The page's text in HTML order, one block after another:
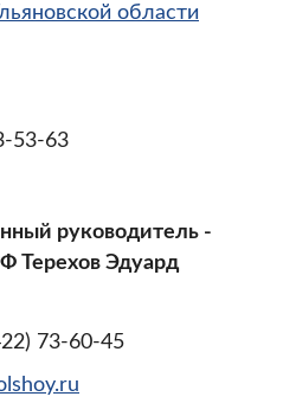
области
53-63
руководитель -
Терехов Эдуард
73-60-45